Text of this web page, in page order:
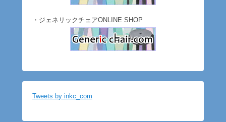
・ジェネリックチェアONLINE SHOP
Tweets by inkc_com